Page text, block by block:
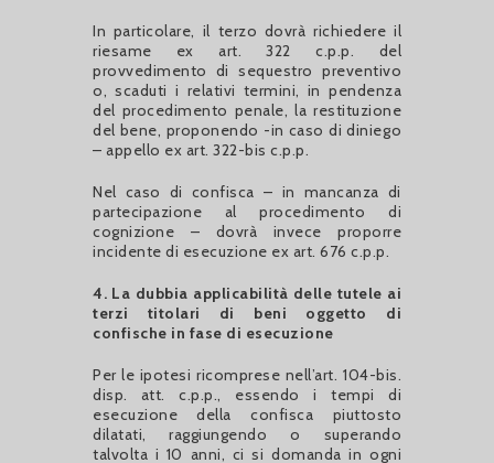
In particolare, il terzo dovrà richiedere il
riesame ex art. 322 c.p.p. del
provvedimento di sequestro preventivo
o, scaduti i relativi termini, in pendenza
del procedimento penale, la restituzione
del bene, proponendo -in caso di diniego
– appello ex art. 322-bis c.p.p.
Nel caso di confisca – in mancanza di
partecipazione al procedimento di
cognizione – dovrà invece proporre
incidente di esecuzione ex art. 676 c.p.p.
4. La dubbia applicabilità delle tutele ai
terzi titolari di beni oggetto di
confische in fase di esecuzione
Per le ipotesi ricomprese nell’art. 104-bis.
disp. att. c.p.p., essendo i tempi di
esecuzione della confisca piuttosto
dilatati, raggiungendo o superando
talvolta i 10 anni, ci si domanda in ogni